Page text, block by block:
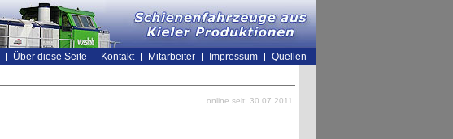
Über diese Seite Kontakt Mitarbeiter Impressum
Quellen
online seit: 30.07.2011